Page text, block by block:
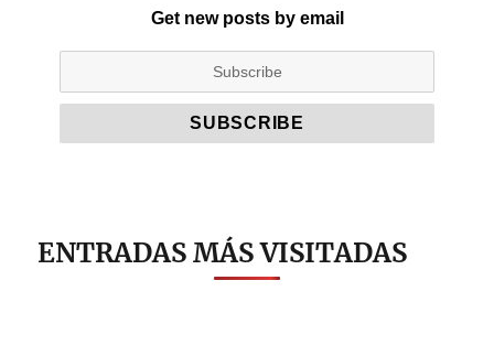
Get new posts by email
ENTRADAS MÁS VISITADAS